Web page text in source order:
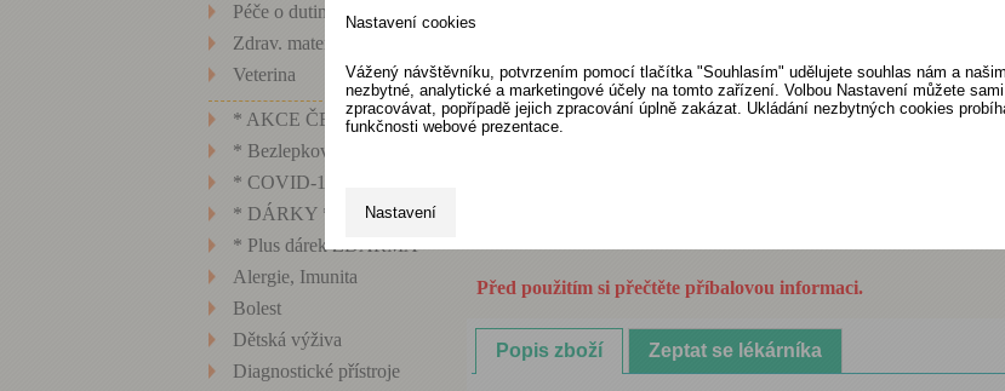
Péče o dutinu ústní
Zdrav. materiál, technika
Veterina
* AKCE ČERVEN
* Bezlepkové potraviny
* COVID-19 *
* DÁRKY *
* Plus dárek ZDARMA
Alergie, Imunita
Bolest
Dětská výživa
Diagnostické přístroje
Skladem:
skladem
Humánní léčivý přípravek
Před použitím si přečtěte příbalovou informaci.
Popis zboží Zeptat se lékárníka
Nastavení cookies
Vážený návštěvníku, potvrzením pomocí tlačítka "Souhlasím" udělujete souhlas nám a
nezbytné, analytické a marketingové účely na tomto zařízení. Volbou Nastavení můžete
zpracovávat, popřípadě jejich zpracování úplně zakázat. Ukládání nezbytných cookies
funkčnosti webové prezentace.
Nastavení